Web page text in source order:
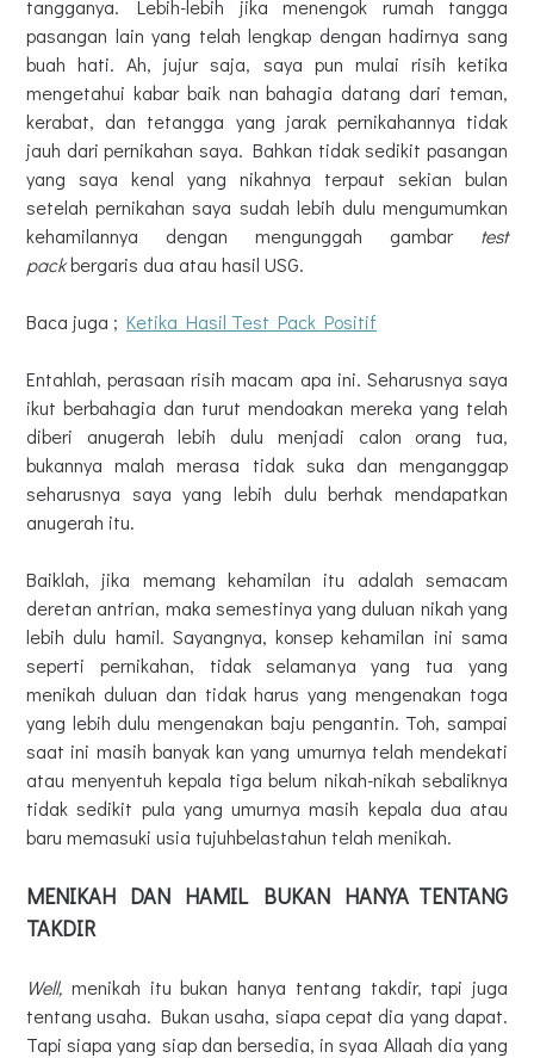
tangganya. Lebih-lebih jika menengok rumah tangga
pasangan lain yang telah lengkap dengan hadirnya sang
buah hati. Ah, jujur saja, saya pun mulai risih ketika
mengetahui kabar baik nan bahagia datang dari teman,
kerabat, dan tetangga yang jarak pernikahannya tidak
jauh dari pernikahan saya. Bahkan tidak sedikit pasangan
yang saya kenal yang nikahnya terpaut sekian bulan
setelah pernikahan saya sudah lebih dulu mengumumkan
kehamilannya dengan mengunggah gambar test
packbergaris dua atau hasil USG.
Baca juga ; Ketika Hasil Test Pack Positif
Entahlah, perasaan risih macam apa ini. Seharusnya saya
ikut berbahagia dan turut mendoakan mereka yang telah
diberi anugerah lebih dulu menjadi calon orang tua,
bukannya malah merasa tidak suka dan menganggap
seharusnya saya yang lebih dulu berhak mendapatkan
anugerah itu.
Baiklah, jika memang kehamilan itu adalah semacam
deretan antrian, maka semestinya yang duluan nikah yang
lebih dulu hamil. Sayangnya, konsep kehamilan ini sama
seperti pernikahan, tidak selamanya yang tua yang
menikah duluan dan tidak harus yang mengenakan toga
yang lebih dulu mengenakan baju pengantin. Toh, sampai
saat ini masih banyak kan yang umurnya telah mendekati
atau menyentuh kepala tiga belum nikah-nikah sebaliknya
tidak sedikit pula yang umurnya masih kepala dua atau
baru memasuki usia tujuhbelastahun telah menikah.
MENIKAH DAN HAMIL BUKAN HANYA TENTANG
TAKDIR
Well, menikah itu bukan hanya tentang takdir, tapi juga
tentang usaha. Bukan usaha, siapa cepat dia yang dapat.
Tapi siapa yang siap dan bersedia, in syaa Allaah dia yang